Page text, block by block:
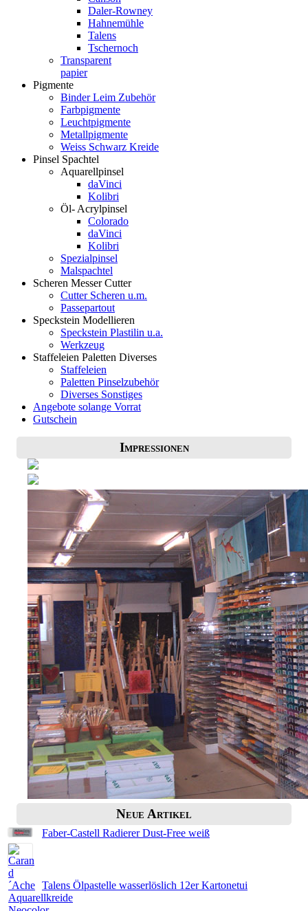
Daler-Rowney
Hahnemühle
Talens
Tschernoch
Transparent
papier
Pigmente
Binder Leim Zubehör
Farbpigmente
Leuchtpigmente
Metallpigmente
Weiss Schwarz Kreide
Pinsel Spachtel
Aquarellpinsel
daVinci
Kolibri
Öl- Acrylpinsel
Colorado
daVinci
Kolibri
Spezialpinsel
Malspachtel
Scheren Messer Cutter
Cutter Scheren u.m.
Passepartout
Speckstein Modellieren
Speckstein Plastilin u.a.
Werkzeug
Staffeleien Paletten Diverses
Staffeleien
Paletten Pinselzubehör
Diverses Sonstiges
Angebote solange Vorrat
Gutschein
Impressionen
Neue Artikel
Faber-Castell Radierer Dust-Free weiß
Talens Ölpastelle wasserlöslich 12er Kartonetui